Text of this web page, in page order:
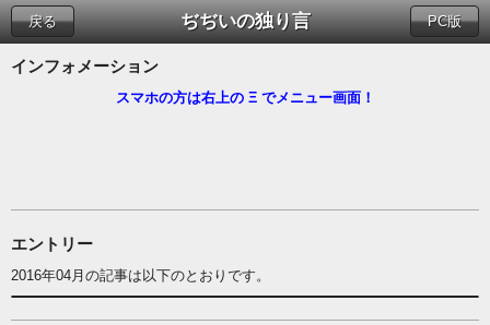
ぢぢいの独り言
戻る PC版
インフォメーション
スマホの方は右上の Ξ でメニュー画面！
エントリー
2016年04月の記事は以下のとおりです。